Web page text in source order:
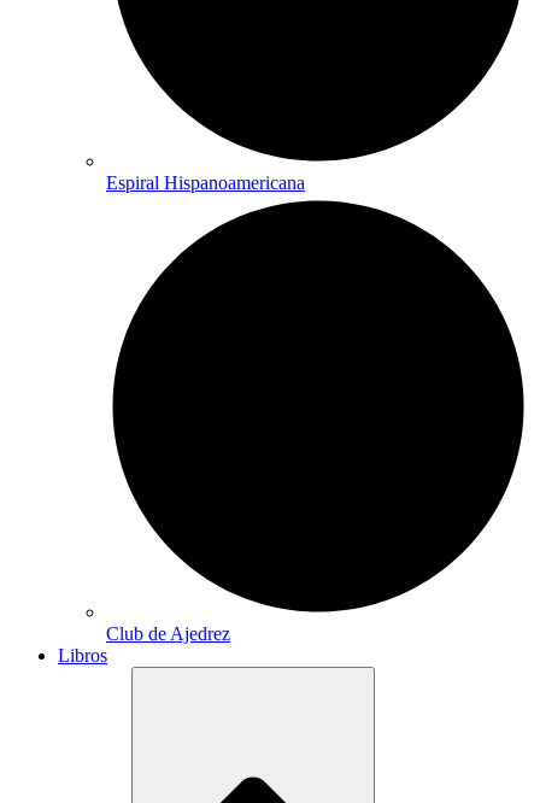
Espiral Hispanoamericana
Club de Ajedrez
Libros